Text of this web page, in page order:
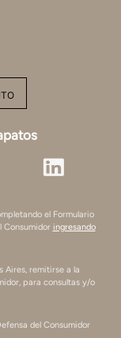
el Formulario
Consumidor ingresando
Aires, remitirse a la
para consultas y/o
del Consumidor